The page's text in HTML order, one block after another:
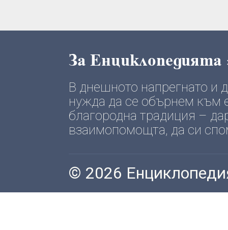
За Енциклопедията
В днешното напрегнато
нужда да се обърнем към
благородна традиция –
взаимопомощта, да си
© 2026